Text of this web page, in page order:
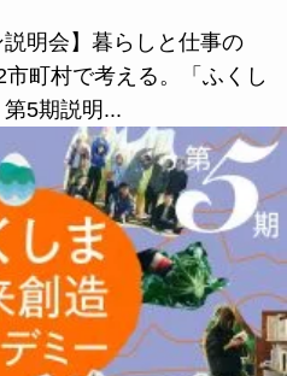
説明会】暮らしと仕事の
市町村で考える。「ふくし
5期説明...